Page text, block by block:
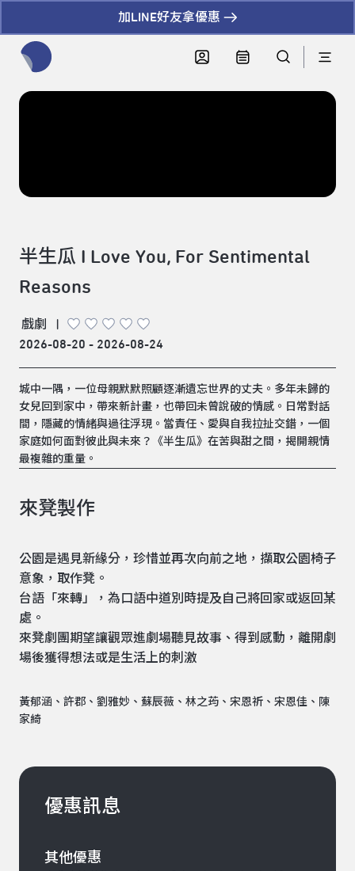
加LINE好友拿優惠
半生瓜 I Love You, For Sentimental
Reasons
戲劇
|
2026-08-20 - 2026-08-24
城中一隅，一位母親默默照顧逐漸遺忘世界的丈夫。多年未歸的
女兒回到家中，帶來新計畫，也帶回未曾說破的情感。日常對話
間，隱藏的情緒與過往浮現。當責任、愛與自我拉扯交錯，一個
家庭如何面對彼此與未來？《半生瓜》在苦與甜之間，揭開親情
最複雜的重量。
來凳製作
公園是遇見新緣分，珍惜並再次向前之地，擷取公園椅子
意象，取作凳。
台語「來轉」，為口語中道別時提及自己將回家或返回某
處。
來凳劇團期望讓觀眾進劇場聽見故事、得到感動，離開劇
場後獲得想法或是生活上的刺激
黃郁涵、許郡、劉雅妙、蘇辰薇、林之荺、宋恩祈、宋恩佳、陳
家綺
優惠訊息
其他優惠